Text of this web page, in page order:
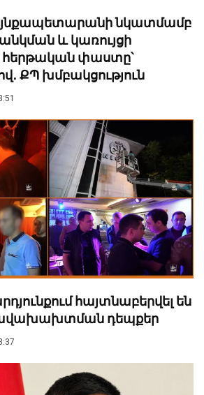
նկատմամբ
և կառույցի
հերթական փաստը՝
ՔՊ խմբակցություն
հայտնաբերվել են
դեպքեր